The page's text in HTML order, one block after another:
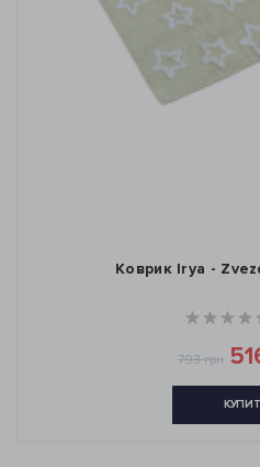
Коврик Irya -
793 грн